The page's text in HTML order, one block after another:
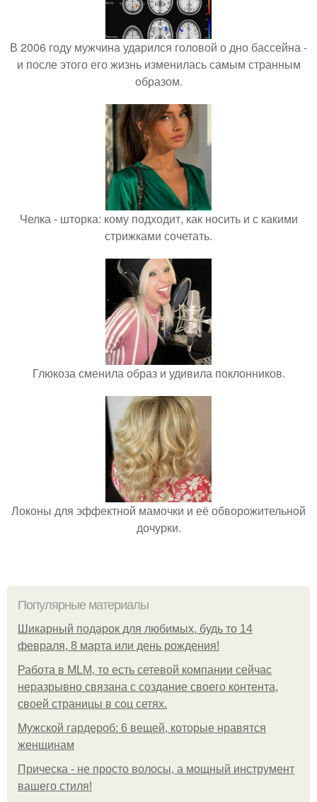
В 2006 году мужчина ударился головой о дно бассейна -
и после этого его жизнь изменилась самым странным
образом.
Челка - шторка: кому подходит, как носить и с какими
стрижками сочетать.
Глюкоза сменила образ и удивила поклонников.
Локоны для эффектной мамочки и её обворожительной
дочурки.
Популярные материалы
Шикарный подарок для любимых, будь то 14
февраля, 8 марта или день рождения!
Работа в MLM, то есть сетевой компании сейчас
неразрывно связана с создание своего контента,
своей страницы в соц сетях.
Мужской гардероб: 6 вещей, которые нравятся
женщинам
Прическа - не просто волосы, а мощный инструмент
вашего стиля!